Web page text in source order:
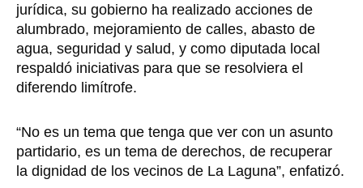
jurídica, su gobierno ha realizado acciones de
alumbrado, mejoramiento de calles, abasto de
agua, seguridad y salud, y como diputada local
respaldó iniciativas para que se resolviera el
diferendo limítrofe.
“No es un tema que tenga que ver con un asunto
partidario, es un tema de derechos, de recuperar
la dignidad de los vecinos de La Laguna”, enfatizó.